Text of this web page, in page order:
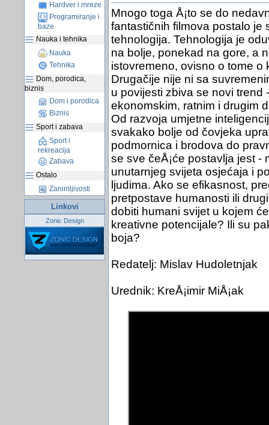
Hardver i mreze
Programiranje i
baze
Nauka i tehnika
Nauka
Tehnika
Dom, porodica,
biznis
Dom i porodica
Biznis
Sport i zabava
Sport i
rekreacija
Zabava
Ostalo
Zanimljivosti
Linkovi
Zonic Design
Mnogo toga Å¡to se do
fantastičnih filmova postalo je
tehnologija. Tehnologija je
na bolje, ponekad na gore, a
istovremeno, ovisno o tome
Drugačije nije ni sa
u povijesti zbiva se novi trend
ekonomskim, ratnim i drugim
Od razvoja umjetne
svakako bolje od čovjeka
podmornica i brodova do
se sve čeÅ¡će postavlja jest -
unutarnjeg svijeta osjećaja i
ljudima. Ako se efikasnost,
pretpostave humanosti ili
dobiti humani svijet u kojem
kreativne potencijale? Ili su
boja?
Redatelj: Mislav Hudoletnjak
Urednik: KreÅ¡imir MiÅ¡ak